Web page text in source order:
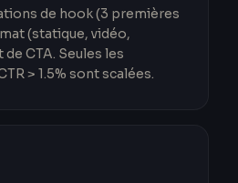
de hook (3 premières
(statique, vidéo,
CTA. Seules les
> 1.5% sont scalées.